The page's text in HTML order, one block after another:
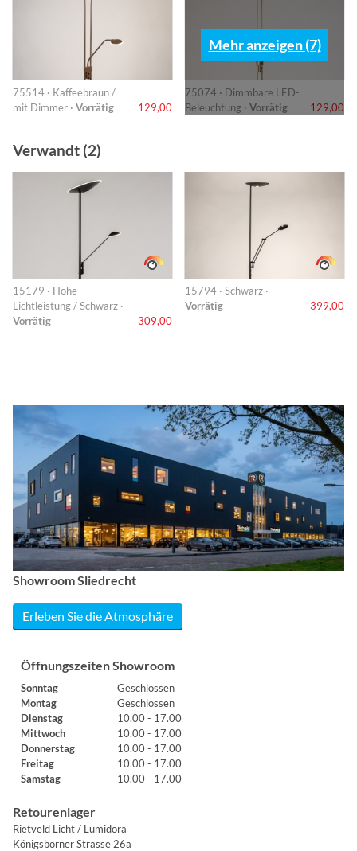
75514 · Kaffeebraun /
mit Dimmer · Vorrätig 129,00
75074 · Dimmbare LED-
Beleuchtung · Vorrätig 129,00
Mehr anzeigen (7)
Verwandt (2)
15179 · Hohe
Lichtleistung / Schwarz ·
Vorrätig
309,00
15794 · Schwarz ·
Vorrätig
399,00
Showroom Sliedrecht
Erleben Sie die Atmosphäre
Öffnungszeiten Showroom
Sonntag
Geschlossen
Montag
Geschlossen
Dienstag
10.00 - 17.00
Mittwoch
10.00 - 17.00
Donnerstag
10.00 - 17.00
Freitag
10.00 - 17.00
Samstag
10.00 - 17.00
Retourenlager
Rietveld Licht / Lumidora
Königsborner Strasse 26a